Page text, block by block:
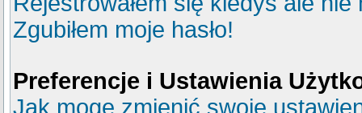
Zgubiłem moje hasło!
Preferencje i Ustawienia
Jak mogę zmienić swoje